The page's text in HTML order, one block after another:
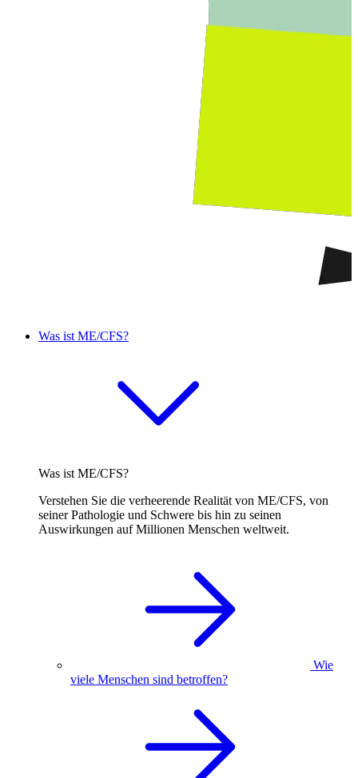
Was ist ME/CFS?
Was ist ME/CFS?
Verstehen Sie die verheerende Realität von ME/CFS, von
seiner Pathologie und Schwere bis hin zu seinen
Auswirkungen auf Millionen Menschen weltweit.
Wie
viele Menschen sind betroffen?